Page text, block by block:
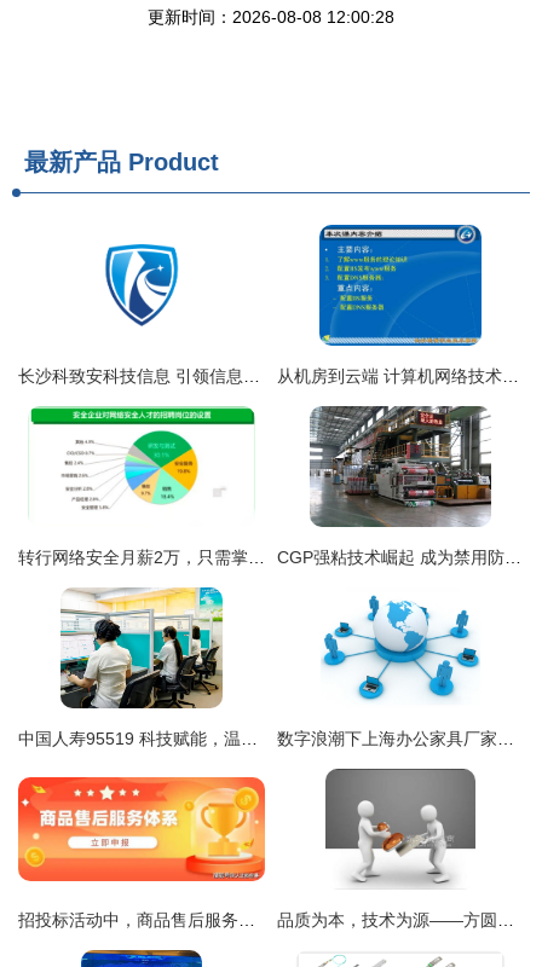
更新时间：2026-08-08 12:00:28
最新产品 Product